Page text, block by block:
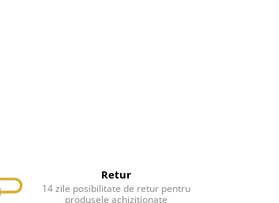
Retur
14 zile posibilitate de retur pentru
produsele achiziționate